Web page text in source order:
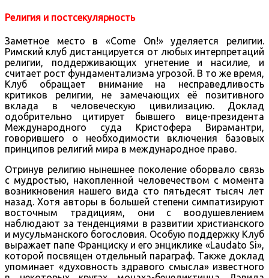
Религия и постсекулярность
Заметное место в «Come On!» уделяется религии.
Римский клуб дистанцируется от любых интерпретаций
религии, поддерживающих угнетение и насилие, и
считает рост фундаментализма угрозой. В то же время,
Клуб обращает внимание на несправедливость
критиков религии, не замечающих её позитивного
вклада в человеческую цивилизацию. Доклад
одобрительно цитирует бывшего вице-президента
Международного суда Кристофера Вирамантри,
говорившего о необходимости включения базовых
принципов религий мира в международное право.
Отринув религию нынешнее поколение оборвало связь
с мудростью, накопленной человечеством с момента
возникновения нашего вида сто пятьдесят тысяч лет
назад. Хотя авторы в большей степени симпатизируют
восточным традициям, они с воодушевлением
наблюдают за тенденциями в развитии христианского
и мусульманского богословия. Особую поддержку Клуб
выражает папе Франциску и его энциклике «Laudato Si»,
которой посвящен отдельный параграф. Также доклад
упоминает «духовность здравого смысла» известного